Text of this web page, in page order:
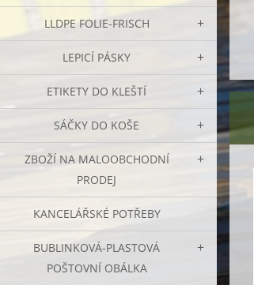
LLDPE FOLIE-FRISCH
LEPICÍ PÁSKY
ETIKETY DO KLEŠTÍ
SÁČKY DO KOŠE
ZBOŽÍ NA MALOOBCHODNÍ
PRODEJ
KANCELÁŘSKÉ POTŘEBY
BUBLINKOVÁ-PLASTOVÁ
POŠTOVNÍ OBÁLKA